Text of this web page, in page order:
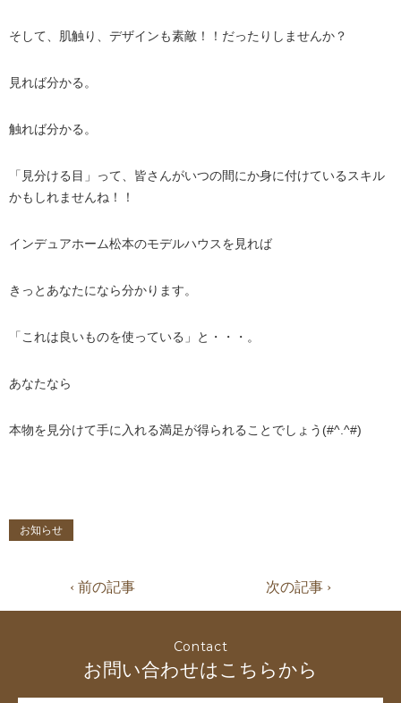
そして、肌触り、デザインも素敵！！だったりしませんか？
見れば分かる。
触れば分かる。
「見分ける目」って、皆さんがいつの間にか身に付けているスキル
かもしれませんね！！
インデュアホーム松本のモデルハウスを見れば
きっとあなたになら分かります。
「これは良いものを使っている」と・・・。
あなたなら
本物を見分けて手に入れる満足が得られることでしょう(#^.^#)
お知らせ
‹ 前の記事 次の記事 ›
Contact
お問い合わせはこちらから